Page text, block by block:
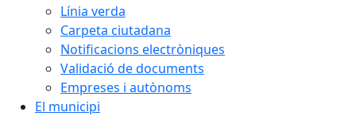
Línia verda
Carpeta ciutadana
Notificacions electròniques
Validació de documents
Empreses i autònoms
El municipi